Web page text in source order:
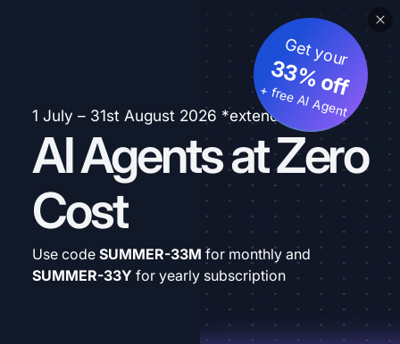
1 July – 31st August 2026 *extended
AI Agents at Zero
Cost
Get your
33% off
+ free AI Agent
Use code SUMMER-33M for monthly and
SUMMER-33Y for yearly subscription